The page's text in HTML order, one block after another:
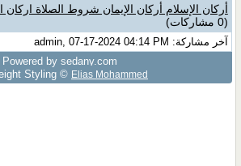
أركان الإسلام أركان الإيمان شروط الصلاة اركان
(0 مشاركات)
آخر مشاركة: admin, 07-17-2024 04:14 PM
Powered by sedany.com
Styling © Elias Mohammed